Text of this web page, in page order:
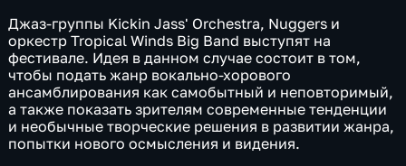
Джаз-группы Kickin Jass' Orchestra, Nuggers и
оркестр Tropical Winds Big Band выступят на
фестивале. Идея в данном случае состоит в том,
чтобы подать жанр вокально-хорового
ансамблирования как самобытный и неповторимый,
а также показать зрителям современные тенденции
и необычные творческие решения в развитии жанра,
попытки нового осмысления и видения.